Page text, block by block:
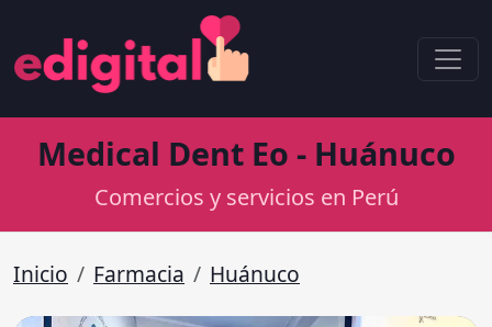
Medical Dent Eo - Huánuco
Comercios y servicios en Perú
Inicio Farmacia Huánuco